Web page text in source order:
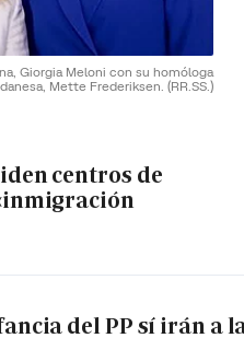
Giorgia Meloni con su homóloga
danesa, Mette Frederiksen. (RR.SS.)
centros de
del PP sí irán a